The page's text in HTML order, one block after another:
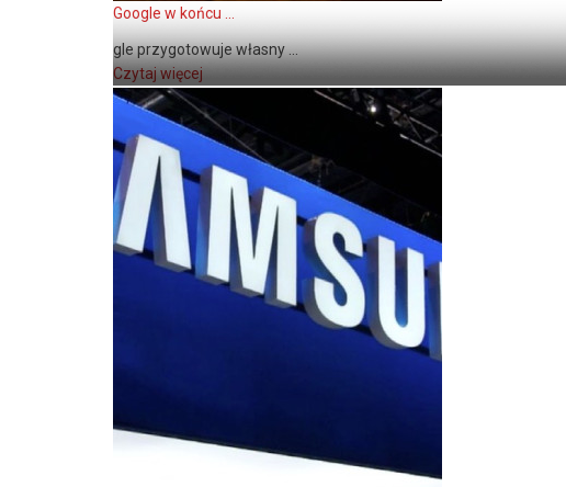
Google w końcu ...
gle przygotowuje własny ...
Czytaj więcej